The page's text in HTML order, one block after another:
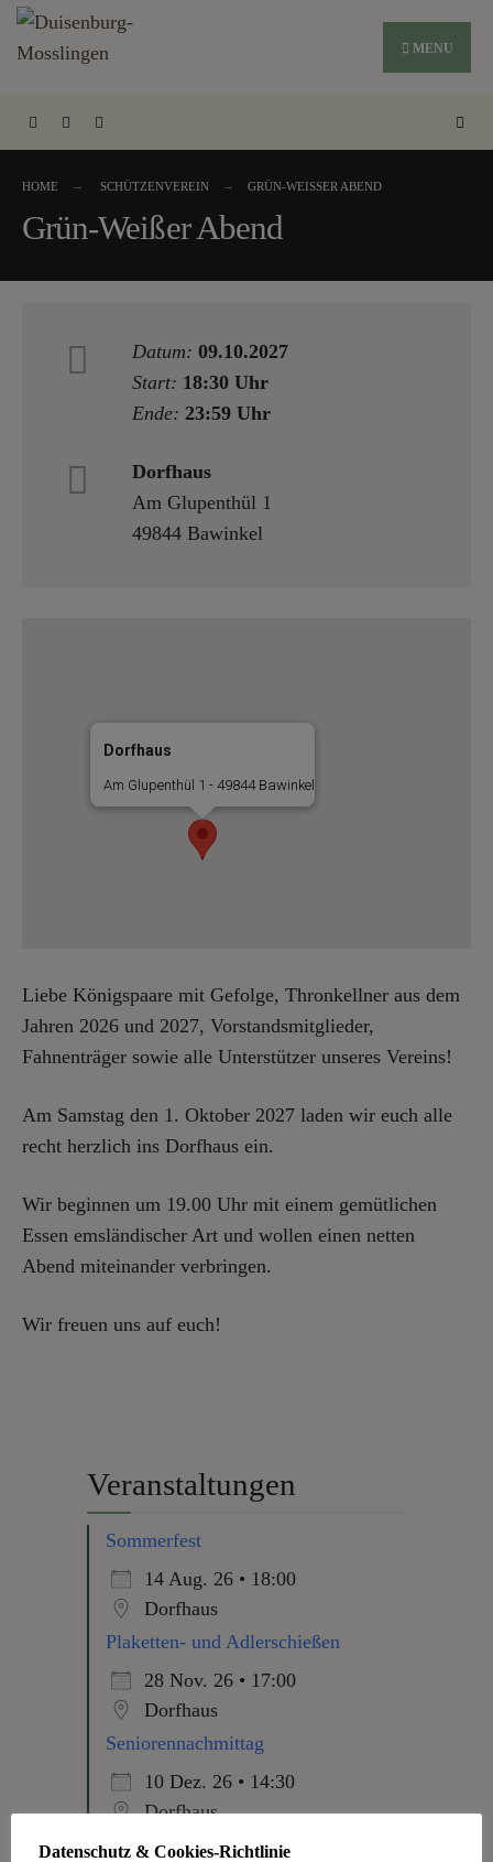
MENU
HOME SCHÜTZENVEREIN GRÜN-WEISSER ABEND
Grün-Weißer Abend
Datum: 09.10.2027
Start: 18:30 Uhr
Ende: 23:59 Uhr
Dorfhaus
Am Glupenthül 1
49844 Bawinkel
Dorfhaus
Am Glupenthül 1 - 49844 Bawinkel
Liebe Königspaare mit Gefolge, Thronkellner aus dem
Jahren 2026 und 2027, Vorstandsmitglieder,
Fahnenträger sowie alle Unterstützer unseres Vereins!
Am Samstag den 1. Oktober 2027 laden wir euch alle
recht herzlich ins Dorfhaus ein.
Wir beginnen um 19.00 Uhr mit einem gemütlichen
Essen emsländischer Art und wollen einen netten
Abend miteinander verbringen.
Wir freuen uns auf euch!
Veranstaltungen
Sommerfest
14 Aug. 26 • 18:00
Dorfhaus
Plaketten- und Adlerschießen
28 Nov. 26 • 17:00
Dorfhaus
Seniorennachmittag
10 Dez. 26 • 14:30
Dorfhaus
Nachbarschaftsfest
Datenschutz & Cookies-Richtlinie